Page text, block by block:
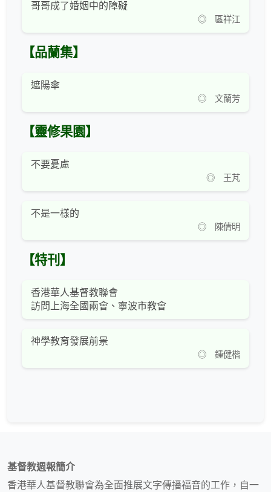
哥哥成了婚姻中的障礙
◎ 區祥江
【品蘭集】
遮陽傘
◎ 文蘭芳
【靈修果園】
不要憂慮
◎ 王芃
不是一樣的
◎ 陳倩明
【特刊】
香港華人基督教聯會
訪問上海全國兩會、寧波市教會
神學教育發展前景
◎ 鍾健楷
基督教週報簡介
香港華人基督教聯會為全面推展文字傳播福音的工作，自一